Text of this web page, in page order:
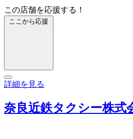
この店舗を応援する！
ここから応援
詳細を見る
奈良近鉄タクシー株式